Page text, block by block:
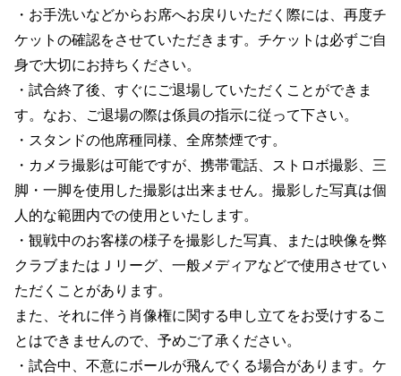
・お手洗いなどからお席へお戻りいただく際には、再度チ
ケットの確認をさせていただきます。チケットは必ずご自
身で大切にお持ちください。
・試合終了後、すぐにご退場していただくことができま
す。なお、ご退場の際は係員の指示に従って下さい。
・スタンドの他席種同様、全席禁煙です。
・カメラ撮影は可能ですが、携帯電話、ストロボ撮影、三
脚・一脚を使用した撮影は出来ません。撮影した写真は個
人的な範囲内での使用といたします。
・観戦中のお客様の様子を撮影した写真、または映像を弊
クラブまたはＪリーグ、一般メディアなどで使用させてい
ただくことがあります。
また、それに伴う肖像権に関する申し立てをお受けするこ
とはできませんので、予めご了承ください。
・試合中、不意にボールが飛んでくる場合があります。ケ